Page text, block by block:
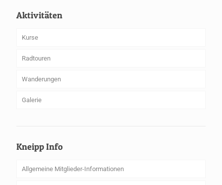
Aktivitäten
Kurse
Radtouren
Wanderungen
Galerie
Kneipp Info
Allgemeine Mitglieder-Informationen